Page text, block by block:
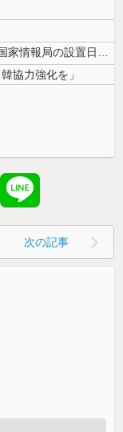
（ ´_ゝ`）中国「高市政権が法制化を進めた国家情報局の設置日が7月3...
協力強化を」
次の記事